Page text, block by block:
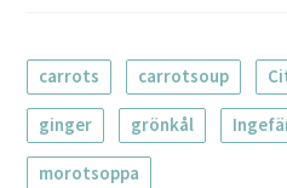
carrots carrotsoup
ginger grönkål
morotsoppa